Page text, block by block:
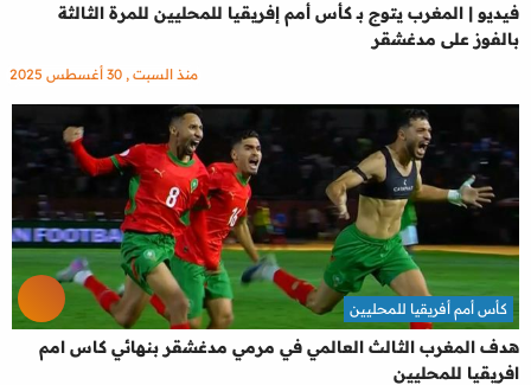
فيديو | المغرب يتوج بـ كأس أمم إفريقيا للمحليين للمرة الثالثة
بالفوز على مدغشقر
منذ السبت , 30 أغسطس 2025
هدف المغرب الثالث العالمي في مرمي مدغشقر بنهائي كاس امم
افريقيا للمحليين
كأس أمم أفريقيا للمحليين